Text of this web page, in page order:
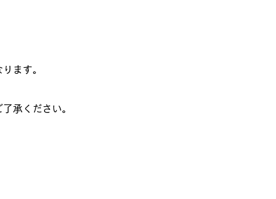
ます。
承ください。